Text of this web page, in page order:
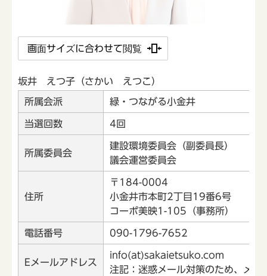
画面サイズに合わせて閲覧
坂井 えつ子（さかい えつこ）
所属会派 緑・つながる小金井
当選回数 4回
所属委員会
建設環境委員会（副委員長）
議会運営委員会
住所
〒184-0004
小金井市本町2丁目19番6号
コーポ美映1-105（事務所）
電話番号 090-1796-7652
Eメールアドレス
info(at)sakaietsuko.com
注記：迷惑メール対策のため、メ